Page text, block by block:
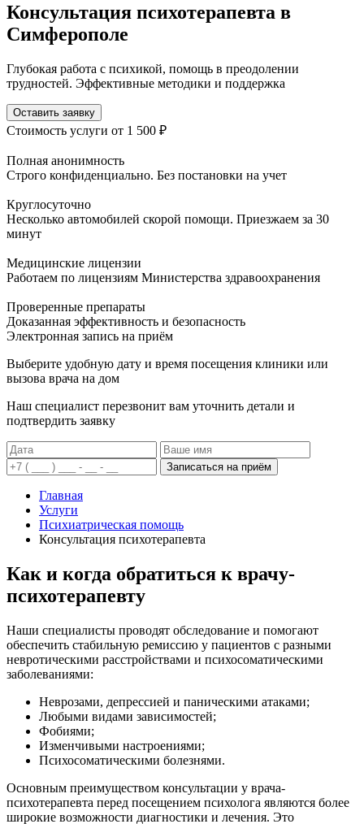
Консультация психотерапевта в
Симферополе
Глубокая работа с психикой, помощь в преодолении
трудностей. Эффективные методики и поддержка
Оставить заявку
Стоимость услуги от 1 500 ₽
Полная анонимность
Строго конфиденциально. Без постановки на учет
Круглосуточно
Несколько автомобилей скорой помощи. Приезжаем за 30
минут
Медицинские лицензии
Работаем по лицензиям Министерства здравоохранения
Проверенные препараты
Доказанная эффективность и безопасность
Электронная запись на приём
Выберите удобную дату и время посещения клиники или
вызова врача на дом
Наш специалист перезвонит вам уточнить детали и
подтвердить заявку
Записаться на приём
Главная
Услуги
Психиатрическая помощь
Консультация психотерапевта
Как и когда обратиться к врачу-
психотерапевту
Наши специалисты проводят обследование и помогают
обеспечить стабильную ремиссию у пациентов с разными
невротическими расстройствами и психосоматическими
заболеваниями:
Неврозами, депрессией и паническими атаками;
Любыми видами зависимостей;
Фобиями;
Изменчивыми настроениями;
Психосоматическими болезнями.
Основным преимуществом консультации у врача-
психотерапевта перед посещением психолога являются более
широкие возможности диагностики и лечения. Это